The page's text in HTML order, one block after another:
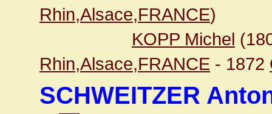
Rhin,Alsace,FRANCE)
KOPP Michel
Rhin,Alsace,FRANCE - 1872
SCHWEITZER